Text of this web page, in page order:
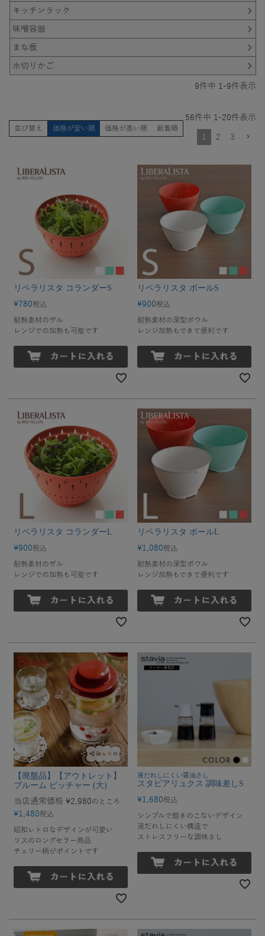
キッチンラック
味噌容器
まな板
水切りかご
9件中 1-9件表示
並び替え 価格が安い順 価格が高い順 新着順
56件中 1-20件表示
1 2 3
リベラリスタ コランダーS
¥780税込
耐熱素材のザル
レンジでの加熱も可能です
リベラリスタ ボールS
¥900税込
耐熱素材の深型ボウル
レンジ加熱もできて便利です
リベラリスタ コランダーL
¥900税込
耐熱素材のザル
レンジでの加熱も可能です
リベラリスタ ボールL
¥1,080税込
耐熱素材の深型ボウル
レンジ加熱もできて便利です
【廃盤品】【アウトレット】
ブルーム ピッチャー (大)
当店通常価格 ¥2,980のところ
¥1,480税込
昭和レトロなデザインが可愛い
リスのロングセラー商品
チェリー柄がポイントです
液だれしにくい醤油さし
スタビアリュクス 調味差しS
¥1,680税込
シンプルで飽きのこないデザイン
液だれしにくい構造で
ストレスフリーな調味さし